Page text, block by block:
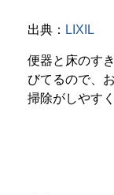
出典： LIXIL
便器と床のす
びてるので、
掃除がしやす